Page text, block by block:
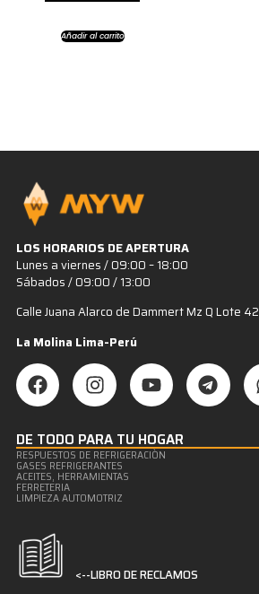
Añadir al carrito
LOS HORARIOS DE APERTURA
Lunes a viernes / 09:00 – 18:00
Sábados / 09:00 / 13:00
Calle Juana Alarco de Dammert Mz Q Lote 42
La Molina Lima-Perú
DE TODO PARA TU HOGAR
RESPUESTOS DE REFRIGERACIÒN
GASES REFRIGERANTES
ACEITES, HERRAMIENTAS
FERRETERIA
LIMPIEZA AUTOMOTRIZ
<--LIBRO DE RECLAMOS